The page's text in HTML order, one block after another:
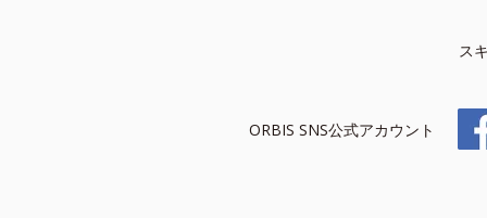
ス
ORBIS SNS公式アカウント